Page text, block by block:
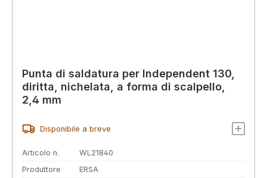
Punta di saldatura per Independent 130,
diritta, nichelata, a forma di scalpello,
2,4 mm
Disponibile a breve
Articolo n.
WL21840
Produttore
ERSA